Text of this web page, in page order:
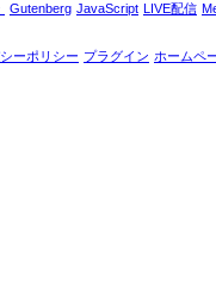
Gutenberg JavaScript LIVE配信
ーポリシー プラグイン ホームペ